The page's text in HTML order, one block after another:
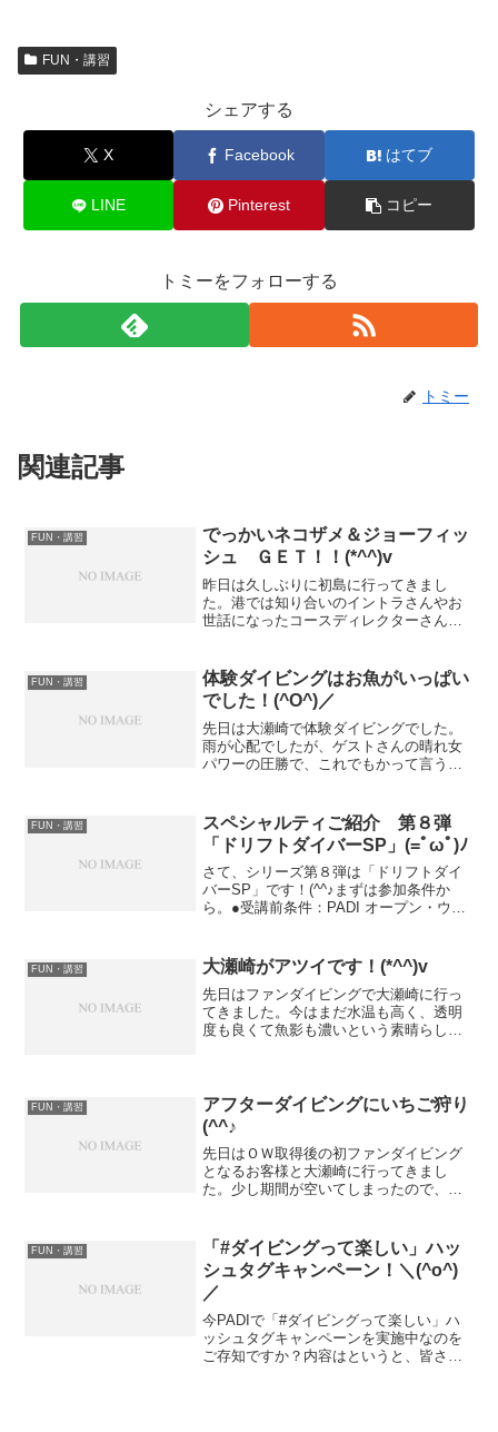
FUN・講習
シェアする
X Facebook はてブ
LINE Pinterest コピー
トミーをフォローする
トミー
関連記事
FUN・講習
でっかいネコザメ＆ジョーフィッ
シュ ＧＥＴ！！(*^^)v
昨日は久しぶりに初島に行ってきまし
た。港では知り合いのイントラさんやお
世話になったコースディレクターさんに
んをあげたりしてテンションＵＰ！ダイ
ビングではとても大き...
FUN・講習
体験ダイビングはお魚がいっぱい
でした！(^O^)／
先日は大瀬崎で体験ダイビングでした。
雨が心配でしたが、ゲストさんの晴れ女
パワーの圧勝で、これでもかって言うく
がたくさん寄ってきてくれて、とっても
楽しく潜る事が出来ました...
FUN・講習
スペシャルティご紹介 第８弾
「ドリフトダイバーSP」(=ﾟωﾟ)ﾉ
さて、シリーズ第８弾は「ドリフトダイ
バーSP」です！(^^♪まずは参加条件か
ら。●受講前条件：PADI オープン・ウォ
リフト・ダイビングとは、潮の流れにの
って水中...
FUN・講習 大瀬崎がアツイです！(*^^)v
先日はファンダイビングで大瀬崎に行っ
てきました。今はまだ水温も高く、透明
度も良くて魚影も濃いという素晴らしい
が濃いです！...
FUN・講習
アフターダイビングにいちご狩り
(^^♪
先日はＯＷ取得後の初ファンダイビング
となるお客様と大瀬崎に行ってきまし
た。少し期間が空いてしまったので、湾
もかなり回復してきましたよ！水温もい
い感じに上...
FUN・講習
「#ダイビングって楽しい」ハッ
シュタグキャンペーン！＼(^o^)
／
今PADIで「#ダイビングって楽しい」ハ
ッシュタグキャンペーンを実施中なのを
ご存知ですか？内容はというと、皆さん